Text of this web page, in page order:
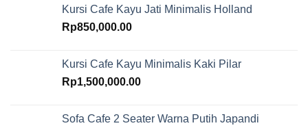
Kursi Cafe Kayu Jati Minimalis Holland
Rp850,000.00
Kursi Cafe Kayu Minimalis Kaki Pilar
Rp1,500,000.00
Sofa Cafe 2 Seater Warna Putih Japandi